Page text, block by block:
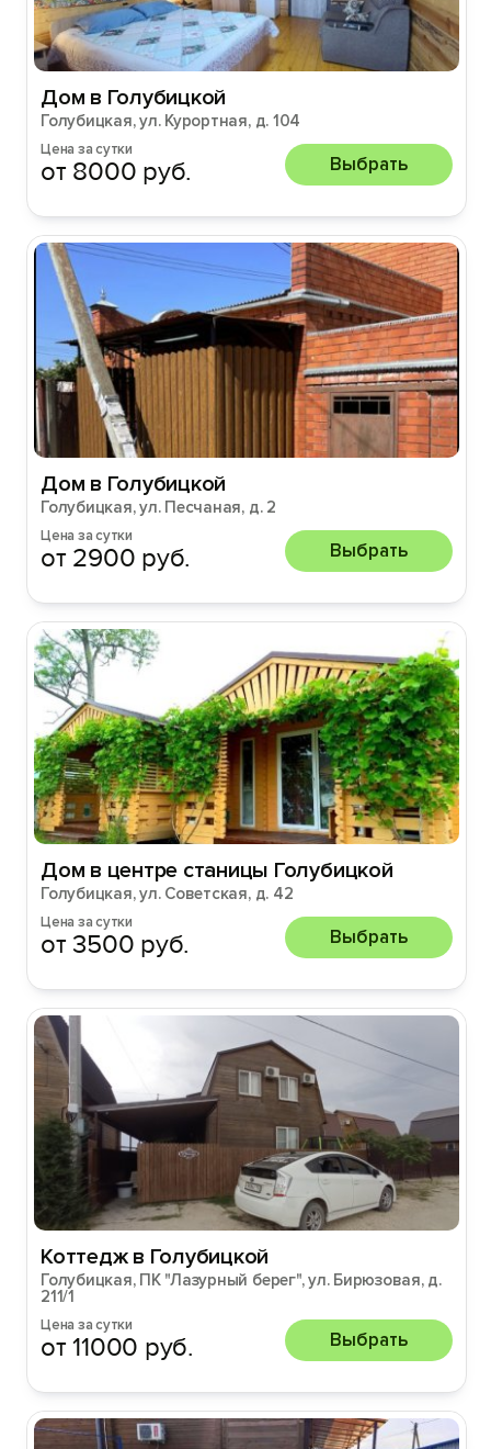
Дом в Голубицкой
Голубицкая, ул. Курортная, д. 104
Цена за сутки
от 8000 руб. Выбрать
Дом в Голубицкой
Голубицкая, ул. Песчаная, д. 2
Цена за сутки
от 2900 руб. Выбрать
Дом в центре станицы Голубицкой
Голубицкая, ул. Советская, д. 42
Цена за сутки
от 3500 руб. Выбрать
Коттедж в Голубицкой
Голубицкая, ПК "Лазурный берег", ул. Бирюзовая, д.
211/1
Цена за сутки
от 11000 руб. Выбрать